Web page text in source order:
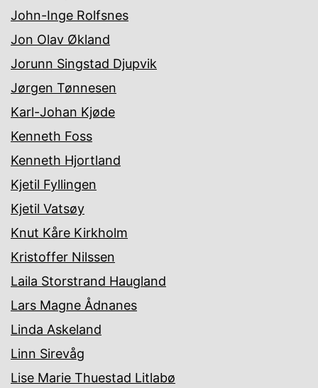
John-Inge Rolfsnes
Jon Olav Økland
Jorunn Singstad Djupvik
Jørgen Tønnesen
Karl-Johan Kjøde
Kenneth Foss
Kenneth Hjortland
Kjetil Fyllingen
Kjetil Vatsøy
Knut Kåre Kirkholm
Kristoffer Nilssen
Laila Storstrand Haugland
Lars Magne Ådnanes
Linda Askeland
Linn Sirevåg
Lise Marie Thuestad Litlabø